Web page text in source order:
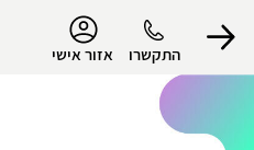
התקשרו אזור אישי